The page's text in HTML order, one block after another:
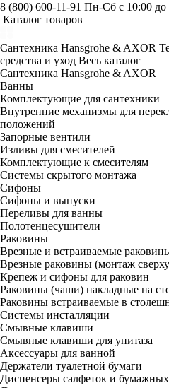
8 (800) 600-11-91 Пн-Сб с 10:00 до
Каталог товаров
Сантехника Hansgrohe & AXOR
средства и уход Весь каталог
Сантехника Hansgrohe & AXOR
Ванны
Комплектующие для сантехники
Внутренние механизмы для
положений
Запорные вентили
Изливы для смесителей
Комплектующие к смесителям
Системы скрытого монтажа
Сифоны
Сифоны и выпуски
Переливы для ванны
Полотенцесушители
Раковины
Врезные и встраиваемые
Врезные раковины (монтаж
Крепеж и сифоны для раковин
Раковины (чаши) накладные на
Раковины встраиваемые в
Системы инсталляции
Смывные клавиши
Смывные клавиши для унитаза
Аксессуары для ванной
Держатели туалетной бумаги
Диспенсеры салфеток и